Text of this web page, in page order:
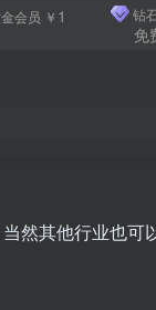
会员 ￥ 1 钻
免
然其他行业也可